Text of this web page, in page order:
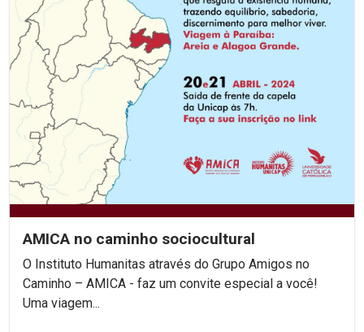
AMICA no caminho sociocultural
O Instituto Humanitas através do Grupo Amigos no
Caminho – AMICA - faz um convite especial a você!
Uma viagem...